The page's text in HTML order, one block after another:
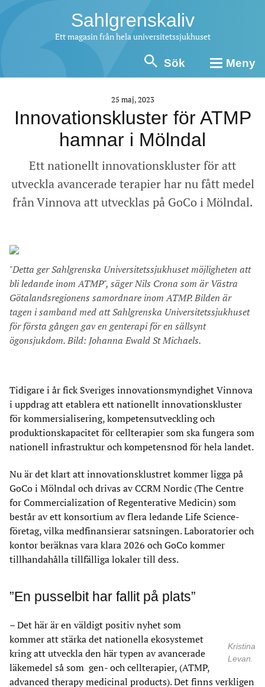
Sahlgrenskaliv
Ett magasin från hela universitetssjukhuset
Sök Meny
25 maj, 2023
Innovationskluster för ATMP
hamnar i Mölndal
Ett nationellt innovationskluster för att
utveckla avancerade terapier har nu fått medel
från Vinnova att utvecklas på GoCo i Mölndal.
"Detta ger Sahlgrenska Universitetssjukhuset möjligheten att
bli ledande inom ATMP", säger Nils Crona som är Västra
Götalandsregionens samordnare inom ATMP. Bilden är
tagen i samband med att Sahlgrenska Universitetssjukhuset
för första gången gav en genterapi för en sällsynt
ögonsjukdom. Bild: Johanna Ewald St Michaels.
Tidigare i år fick Sveriges innovationsmyndighet Vinnova
i uppdrag att etablera ett nationellt innovationskluster
för kommersialisering, kompetensutveckling och
produktionskapacitet för cellterapier som ska fungera som
nationell infrastruktur och kompetensnod för hela landet.
Nu är det klart att innovationsklustret kommer ligga på
GoCo i Mölndal och drivas av CCRM Nordic (The Centre
for Commercialization of Regenterative Medicin) som
består av ett konsortium av flera ledande Life Science-
företag, vilka medfinansierar satsningen. Laboratorier och
kontor beräknas vara klara 2026 och GoCo kommer
tillhandahålla tillfälliga lokaler till dess.
”En pusselbit har fallit på plats”
Kristina
Levan.
– Det här är en väldigt positiv nyhet som
kommer att stärka det nationella ekosystemet
kring att utveckla den här typen av avancerade
läkemedel så som gen- och cellterapier, (ATMP,
advanced therapy medicinal products). Det finns verkligen